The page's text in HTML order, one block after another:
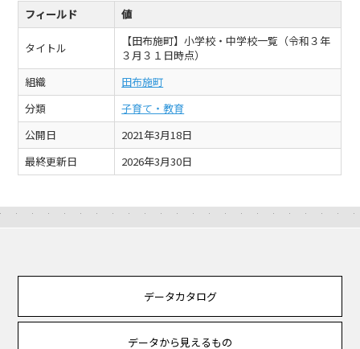
フィールド 値
タイトル
【田布施町】小学校・中学校一覧（令和３年
３月３１日時点）
組織
田布施町
分類
子育て・教育
公開日
2021年3月18日
最終更新日
2026年3月30日
データカタログ
データから見えるもの